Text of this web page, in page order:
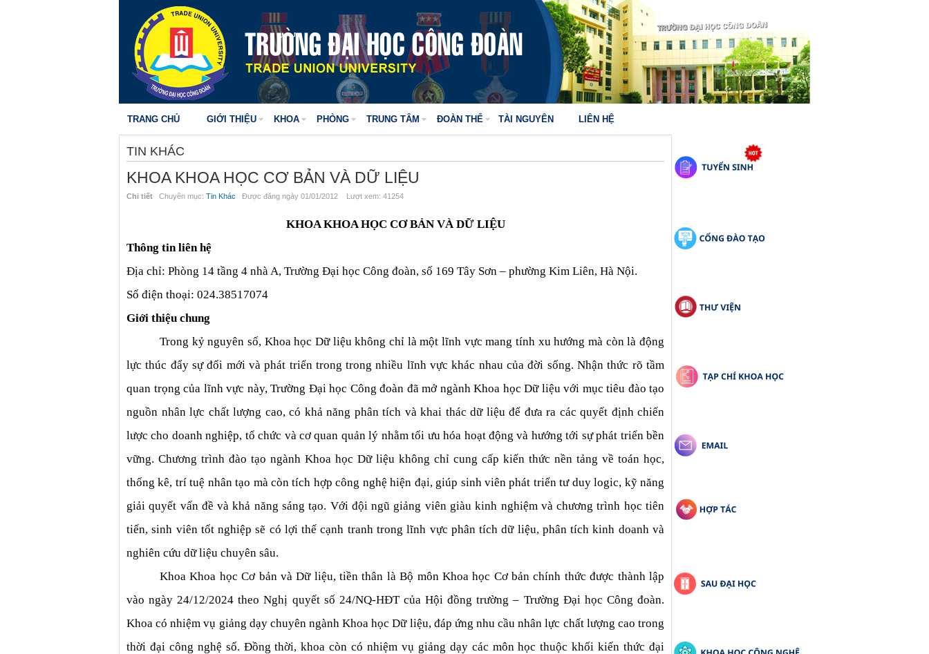
TRANG CHỦ GIỚI THIỆU KHOA PHÒNG TRUNG TÂM ĐOÀN THỂ TÀI NGUYÊN LIÊN HỆ
TIN KHÁC
KHOA KHOA HỌC CƠ BẢN VÀ DỮ LIỆU
Chi tiết Chuyên mục: Tin Khác Được đăng ngày 01/01/2012 Lượt xem: 41254
KHOA KHOA HỌC CƠ BẢN VÀ DỮ LIỆU
Thông tin liên hệ
Địa chỉ: Phòng 14 tầng 4 nhà A, Trường Đại học Công đoàn, số 169 Tây Sơn – phường Kim Liên, Hà Nội.
Số điện thoại: 024.38517074
Giới thiệu chung
Trong kỷ nguyên số, Khoa học Dữ liệu không chỉ là một lĩnh vực mang tính xu hướng mà còn là động
lực thúc đẩy sự đổi mới và phát triển trong trong nhiều lĩnh vực khác nhau của đời sống. Nhận thức rõ tầm
quan trọng của lĩnh vực này, Trường Đại học Công đoàn đã mở ngành Khoa học Dữ liệu với mục tiêu đào tạo
nguồn nhân lực chất lượng cao, có khả năng phân tích và khai thác dữ liệu để đưa ra các quyết định chiến
lược cho doanh nghiệp, tổ chức và cơ quan quản lý nhằm tối ưu hóa hoạt động và hướng tới sự phát triển bền
vững. Chương trình đào tạo ngành Khoa học Dữ liệu không chỉ cung cấp kiến thức nền tảng về toán học,
thống kê, trí tuệ nhân tạo mà còn tích hợp công nghệ hiện đại, giúp sinh viên phát triển tư duy logic, kỹ năng
giải quyết vấn đề và khả năng sáng tạo. Với đội ngũ giảng viên giàu kinh nghiệm và chương trình học tiên
tiến, sinh viên tốt nghiệp sẽ có lợi thế cạnh tranh trong lĩnh vực phân tích dữ liệu, phân tích kinh doanh và
nghiên cứu dữ liệu chuyên sâu.
Khoa Khoa học Cơ bản và Dữ liệu, tiền thân là Bộ môn Khoa học Cơ bản chính thức được thành lập
vào ngày 24/12/2024 theo Nghị quyết số 24/NQ-HĐT của Hội đồng trường – Trường Đại học Công đoàn.
Khoa có nhiệm vụ giảng dạy chuyên ngành Khoa học Dữ liệu, đáp ứng nhu cầu nhân lực chất lượng cao trong
thời đại công nghệ số. Đồng thời, khoa còn có nhiệm vụ giảng dạy các môn học thuộc khối kiến thức đại